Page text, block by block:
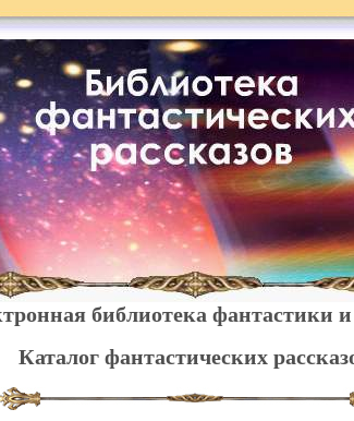
библиотека фантастики
Каталог фантастических